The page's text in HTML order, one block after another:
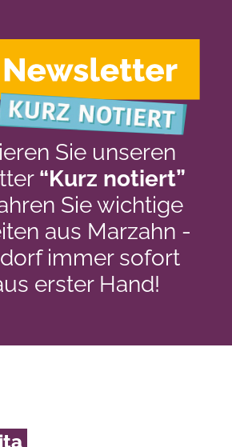
Sie unseren
“Kurz notiert”
Sie wichtige
aus Marzahn -
immer sofort
erster Hand!